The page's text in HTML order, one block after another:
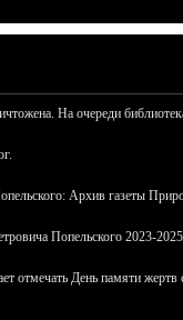
На очереди
Архив газеты
Попельского 2023-
отмечать День памяти жертв